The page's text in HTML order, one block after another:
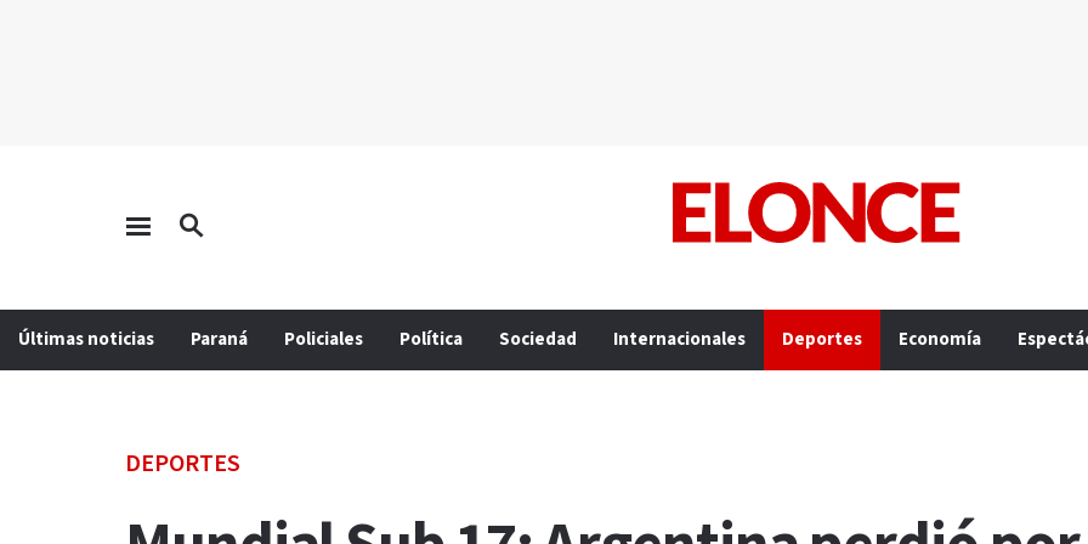
Últimas noticias Paraná Policiales Política Sociedad Internacionales Deportes Economía
DEPORTES